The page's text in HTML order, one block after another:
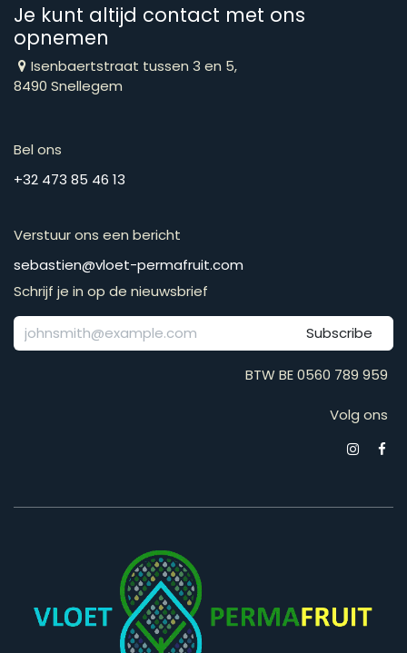
Je kunt altijd contact met ons
opnemen
Isenbaertstraat tussen 3 en 5,
8490 Snellegem
Bel ons
​​​​​​​​​​​​​​​​​​​​​​​+​3​2​ ​4​7​3​ ​8​5​ ​4​6​ ​1​3
Verstuur ons een bericht
​​​​​​​​​​​​​​​​​​​​​​​​​​​​s​e​b​a​s​t​i​e​n​@​v​l​o​e​t​-​p​e​r​m​a​f​r​u​it​.​c​o​m
Schrijf je in op de nieuwsbrief
Subscribe
BTW BE 0560 789 959
Volg ons